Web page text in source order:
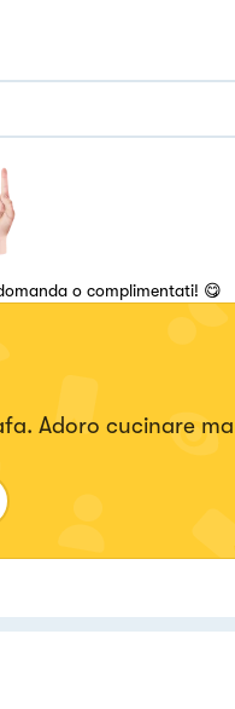
o complimentati! 😋
Adoro cucinare